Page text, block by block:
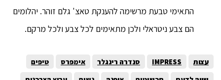
התאימי טבעת מרשימה להענקת טאצ' גלם זוהר. יהלומים
הם צבע ניטראלי ולכן מתאימים לכל צבע ולכל מרקם.
עצות IMPRESS סנדרה רינגלר אימפרס
טיפים